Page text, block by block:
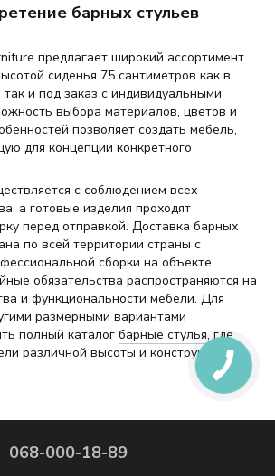
барных стульев
предлагает широкий ассортимент
сиденья 75 сантиметров как в
и под заказ с индивидуальными
выбора материалов, цветов и
позволяет создать мебель,
для концепции конкретного
с соблюдением всех
а готовые изделия проходят
перед отправкой. Доставка барных
по всей территории страны с
сборки на объекте
обязательства распространяются на
и функциональности мебели. Для
размерными вариантами
полный каталог барные стулья, где
различной высоты и конструкции.
068-000-18-89